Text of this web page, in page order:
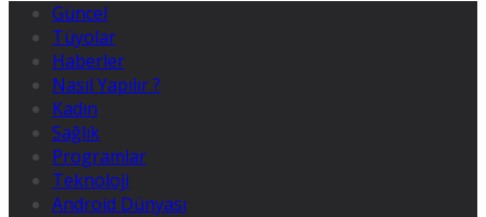
Güncel
Tüyolar
Haberler
Nasıl Yapılır ?
Kadın
Sağlık
Programlar
Teknoloji
Android Dünyası